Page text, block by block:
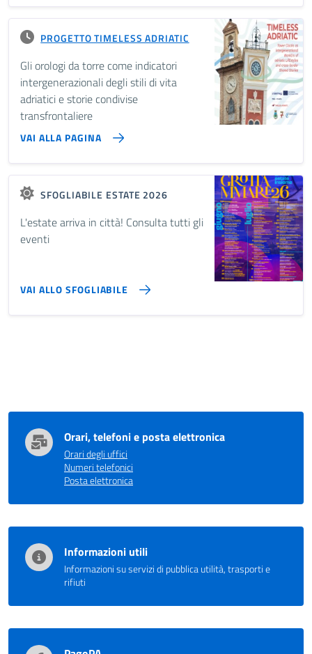
PROGETTO TIMELESS ADRIATIC
Gli orologi da torre come indicatori
intergenerazionali degli stili di vita
adriatici e storie condivise
transfrontaliere
VAI ALLA PAGINA
SFOGLIABILE ESTATE 2026
L'estate arriva in città! Consulta tutti gli
eventi
VAI ALLO SFOGLIABILE
Orari, telefoni e posta elettronica
Orari degli uffici
Numeri telefonici
Posta elettronica
Informazioni utili
Informazioni su servizi di pubblica utilità, trasporti e
rifiuti